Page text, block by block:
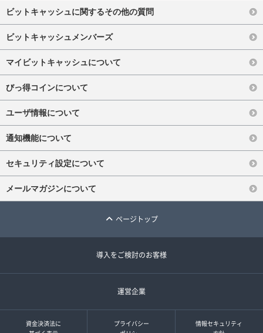
ビットキャッシュに関するその他の質問
ビットキャッシュメンバーズ
マイビットキャッシュについて
びっ得コインについて
ユーザ情報について
通知機能について
セキュリティ設定について
メールマガジンについて
ページトップ
導入をご検討のお客様
運営企業
資金決済法に
プライバシー
情報セキュリティ